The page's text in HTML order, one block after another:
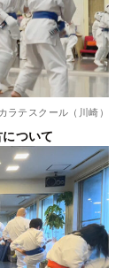
ラテスクール（川崎）
ついて